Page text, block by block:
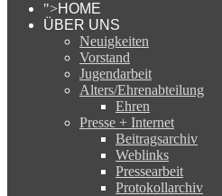
">HOME
ÜBER UNS
Neuigkeiten
Vorstand
Jugendarbeit
Alters/Ehrenabteilung
Ehren
Presse + Internet
Beitragsarchiv
Weblinks
Pressearbeit
Protokollarchiv